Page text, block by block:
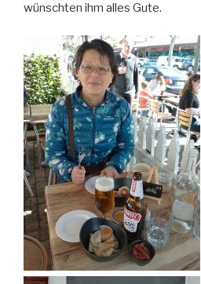
wünschten ihm alles Gute.